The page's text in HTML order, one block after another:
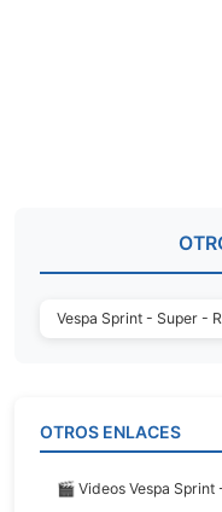
Vespa Sprint - Super -
OTROS ENLACES
🎬 Videos Vespa